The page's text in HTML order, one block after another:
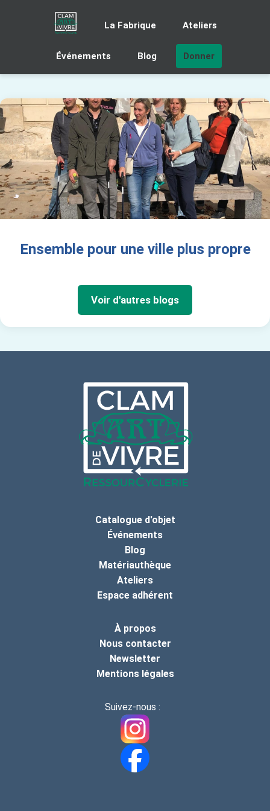
La Fabrique Ateliers
Événements Blog Donner
Ensemble pour une ville plus propre
Voir d'autres blogs
Catalogue d'objet
Événements
Blog
Matériauthèque
Ateliers
Espace adhérent
À propos
Nous contacter
Newsletter
Mentions légales
Suivez-nous :